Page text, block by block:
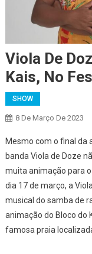
Viola De
Kais, No
SHOW
8 De Março De 2023
Mesmo com o final da
banda Viola de Doze
muita animação para
dia 17 de março, a
musical do samba de
animação do Bloco do
famosa praia